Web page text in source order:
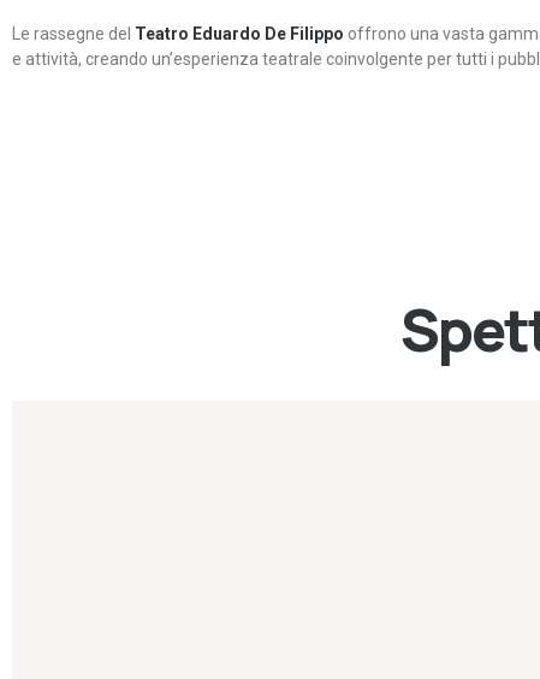
Le rassegne del Teatro Eduardo De Filippo offrono una vasta
e attività, creando un’esperienza teatrale coinvolgente per tutti i